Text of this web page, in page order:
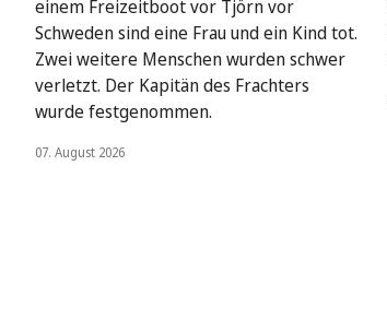
einem Freizeitboot vor Tjörn vor
Schweden sind eine Frau und ein Kind tot.
Zwei weitere Menschen wurden schwer
verletzt. Der Kapitän des Frachters
wurde festgenommen.
07. August 2026